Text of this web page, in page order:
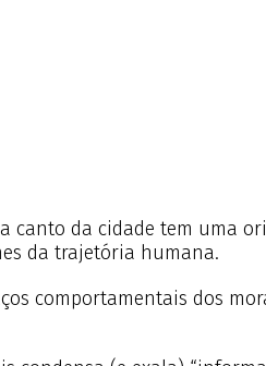
da cidade tem uma
da trajetória humana.
comportamentais dos